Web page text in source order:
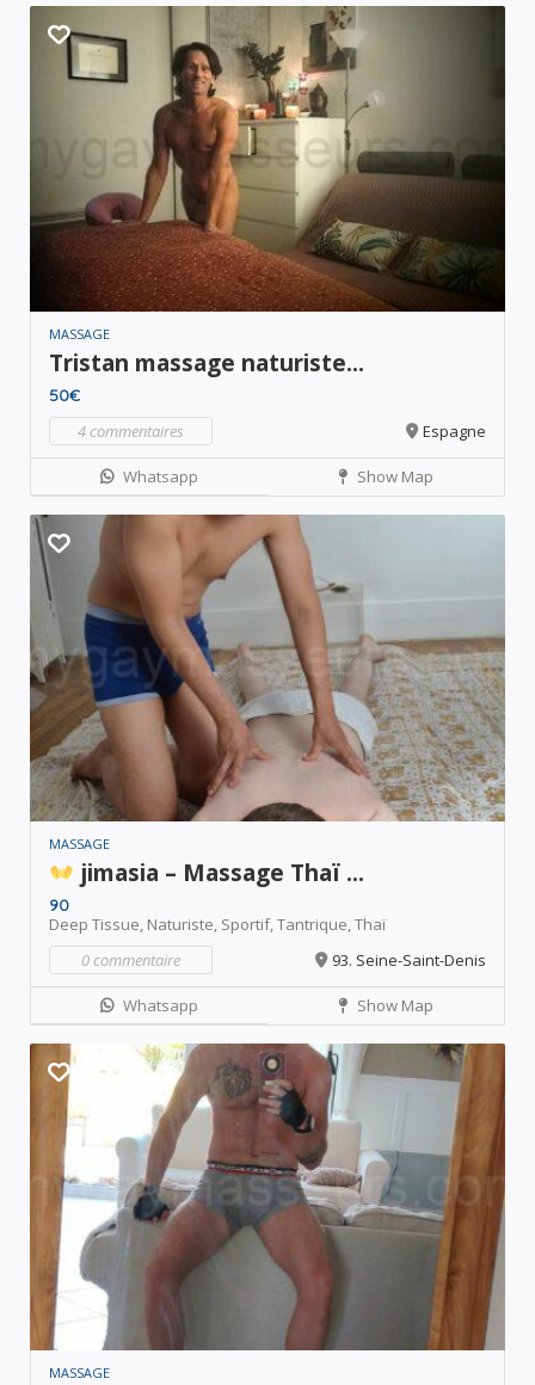
MASSAGE
Tristan massage naturiste...
50€
4 commentaires
Espagne
Whatsapp Show Map
MASSAGE
jimasia – Massage Thaï ...
90
Deep Tissue, Naturiste, Sportif,Tantrique,Thaï
0 commentaire
93. Seine-Saint-Denis
Whatsapp Show Map
MASSAGE